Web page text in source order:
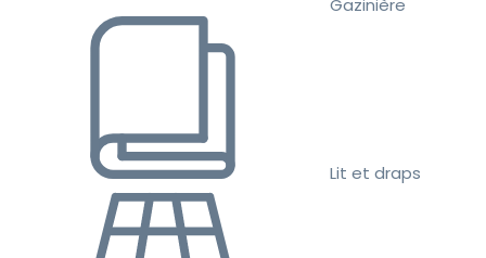
Lit et draps